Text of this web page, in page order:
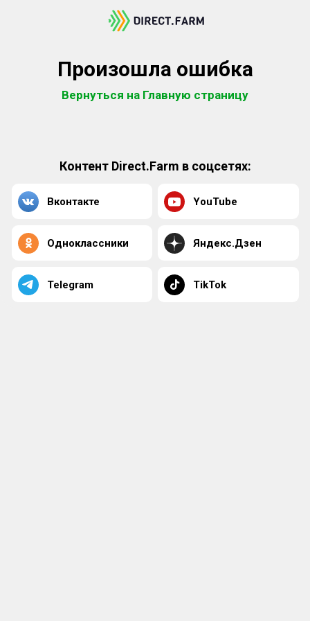
Произошла ошибка
Вернуться на Главную страницу
Контент Direct.Farm в соцсетях:
Вконтакте YouTube
Одноклассники Яндекс.Дзен
Telegram TikTok